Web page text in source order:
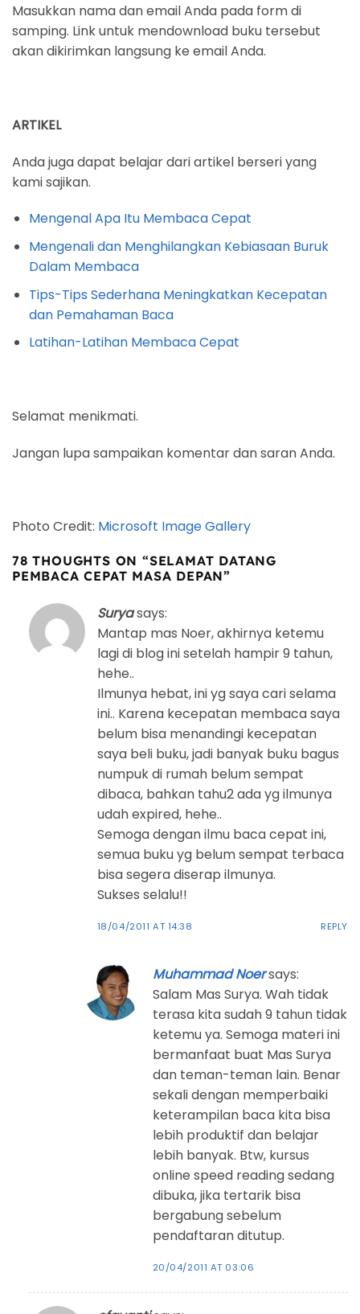
Masukkan nama dan email Anda pada form di
samping. Link untuk mendownload buku tersebut
akan dikirimkan langsung ke email Anda.
ARTIKEL
Anda juga dapat belajar dari artikel berseri yang
kami sajikan.
Mengenal Apa Itu Membaca Cepat
Mengenali dan Menghilangkan Kebiasaan Buruk
Dalam Membaca
Tips-Tips Sederhana Meningkatkan Kecepatan
dan Pemahaman Baca
Latihan-Latihan Membaca Cepat
Selamat menikmati.
Jangan lupa sampaikan komentar dan saran Anda.
Photo Credit: Microsoft Image Gallery
78 THOUGHTS ON “SELAMAT DATANG
PEMBACA CEPAT MASA DEPAN”
Suryasays:
Mantap mas Noer, akhirnya ketemu
lagi di blog ini setelah hampir 9 tahun,
hehe..
Ilmunya hebat, ini yg saya cari selama
ini.. Karena kecepatan membaca saya
belum bisa menandingi kecepatan
saya beli buku, jadi banyak buku bagus
numpuk di rumah belum sempat
dibaca, bahkan tahu2 ada yg ilmunya
udah expired, hehe..
Semoga dengan ilmu baca cepat ini,
semua buku yg belum sempat terbaca
bisa segera diserap ilmunya.
Sukses selalu!!
18/04/2011 AT 14:38 REPLY
Muhammad Noersays:
Salam Mas Surya. Wah tidak
terasa kita sudah 9 tahun tidak
ketemu ya. Semoga materi ini
bermanfaat buat Mas Surya
dan teman-teman lain. Benar
sekali dengan memperbaiki
keterampilan baca kita bisa
lebih produktif dan belajar
lebih banyak. Btw, kursus
online speed reading sedang
dibuka, jika tertarik bisa
bergabung sebelum
pendaftaran ditutup.
20/04/2011 AT 03:06